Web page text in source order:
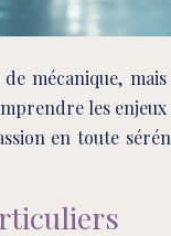
mécanique,
les
en toute